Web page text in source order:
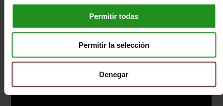
Permitir todas
Permitir la selección
Denegar